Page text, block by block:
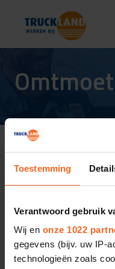
Toestemming
Verantwoord gebruik
Wij en onze 1022
gegevens (bijv. uw IP-
technologieën zoals
content
Homepagina
Ontmoet
open dagen
Wil jij weten wat
vrijblijvende manier
werkgever en als